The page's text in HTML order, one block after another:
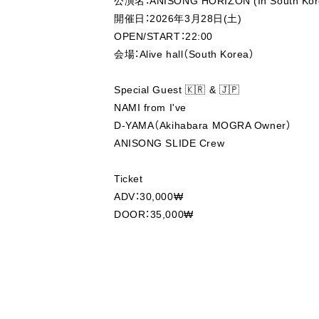
開催日：2026年3月28日(土)
OPEN/START：22:00
会場：Alive hall（South Korea）
Special Guest 🇰🇷 & 🇯🇵
NAMI from I've
D-YAMA（Akihabara MOGRA Owner）
ANISONG SLIDE Crew
Ticket
ADV：30,000₩
DOOR：35,000₩